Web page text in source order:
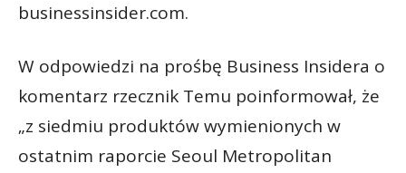
businessinsider.com.
W odpowiedzi na prośbę Business Insidera o
komentarz rzecznik Temu poinformował, że
„z siedmiu produktów wymienionych w
ostatnim raporcie Seoul Metropolitan